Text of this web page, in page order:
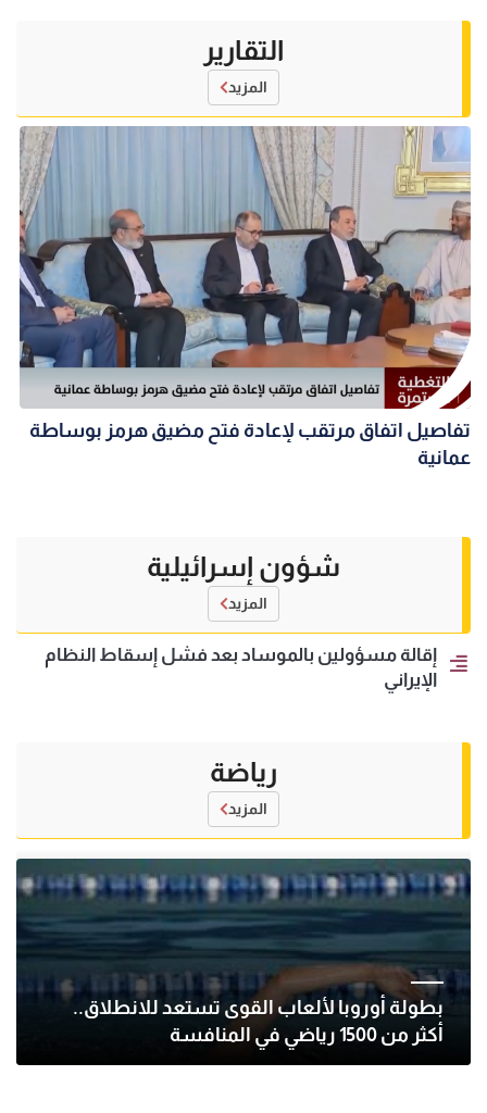
التقارير
المزيد
تفاصيل اتفاق مرتقب لإعادة فتح مضيق هرمز بوساطة
عمانية
شؤون إسرائيلية
المزيد
إقالة مسؤولين بالموساد بعد فشل إسقاط النظام
الإيراني
رياضة
المزيد
بطولة أوروبا لألعاب القوى تستعد للانطلاق..
أكثر من 1500 رياضي في المنافسة